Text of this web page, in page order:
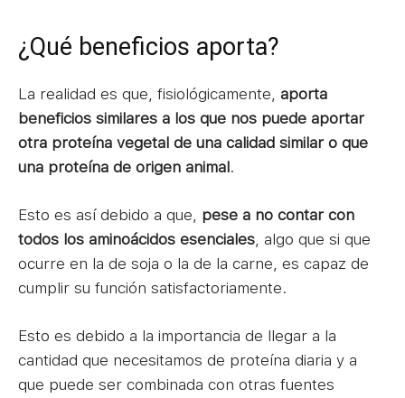
¿Qué beneficios aporta?
La realidad es que, fisiológicamente, aporta
beneficios similares a los que nos puede aportar
otra proteína vegetal de una calidad similar o que
una proteína de origen animal.
Esto es así debido a que, pese a no contar con
todos los aminoácidos esenciales , algo que si que
ocurre en la de soja o la de la carne, es capaz de
cumplir su función satisfactoriamente.
Esto es debido a la importancia de llegar a la
cantidad que necesitamos de proteína diaria y a
que puede ser combinada con otras fuentes